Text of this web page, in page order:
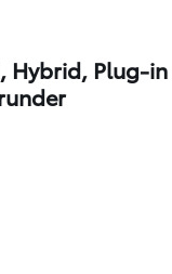
Hybrid, Plug-in